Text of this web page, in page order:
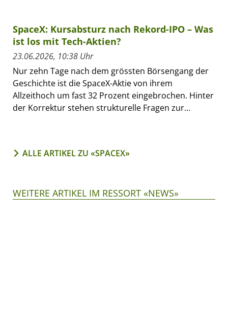
SpaceX: Kursabsturz nach Rekord-IPO – Was
ist los mit Tech-Aktien?
23.06.2026, 10:38 Uhr
Nur zehn Tage nach dem grössten Börsengang der
Geschichte ist die SpaceX-Aktie von ihrem
Allzeithoch um fast 32 Prozent eingebrochen. Hinter
der Korrektur stehen strukturelle Fragen zur...
ALLE ARTIKEL ZU «SPACEX»
WEITERE ARTIKEL IM RESSORT «NEWS»